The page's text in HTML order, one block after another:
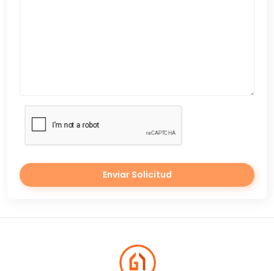
Enviar Solicitud